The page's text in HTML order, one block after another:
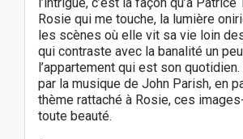
Rosie qui me touche, la lumière
les scènes où elle vit sa vie loin
qui contraste avec la banalité un
l’appartement qui est son
par la musique de John Parish, en
thème rattaché à Rosie, ces
toute beauté.